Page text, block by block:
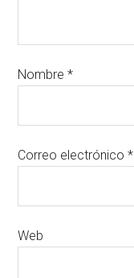
Nombre*
Correo electrónico*
Web